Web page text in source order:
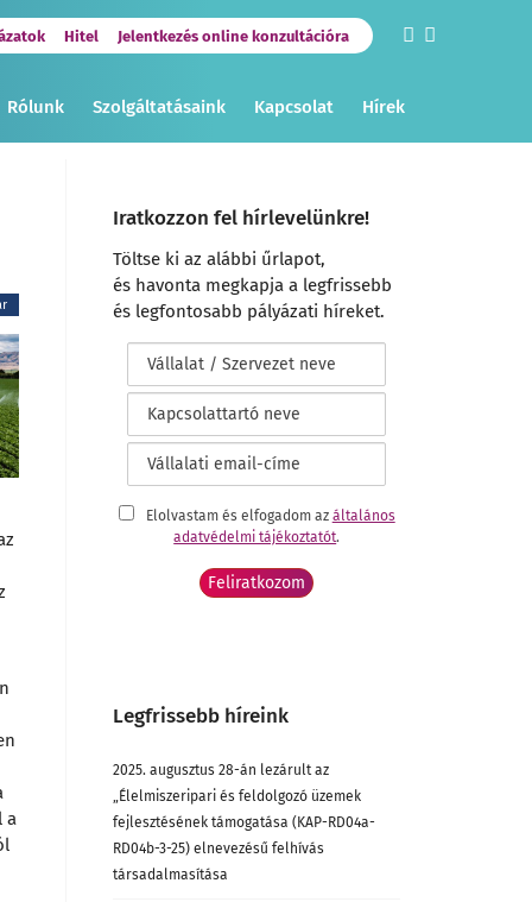
Hitel Jelentkezés online konzultációra
Rólunk Szolgáltatásaink Kapcsolat Hírek
a
Iratkozzon fel hírlevelünkre!
Töltse ki az alábbi űrlapot,
és havonta megkapja a legfrissebb
és legfontosabb pályázati híreket.
Elolvastam és elfogadom az általános
adatvédelmi tájékoztatót.
Legfrissebb híreink
2025. augusztus 28-án lezárult az
„Élelmiszeripari és feldolgozó üzemek
fejlesztésének támogatása (KAP-RD04a-
RD04b-3-25) elnevezésű felhívás
társadalmasítása